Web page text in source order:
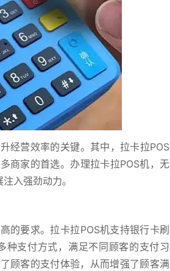
经营效率的关键。其中，拉卡拉POS
商家的首选。办理拉卡拉POS机，无
入强劲动力。
的要求。拉卡拉POS机支持银行卡刷
种支付方式，满足不同顾客的支付习
顾客的支付体验，从而增强了顾客满